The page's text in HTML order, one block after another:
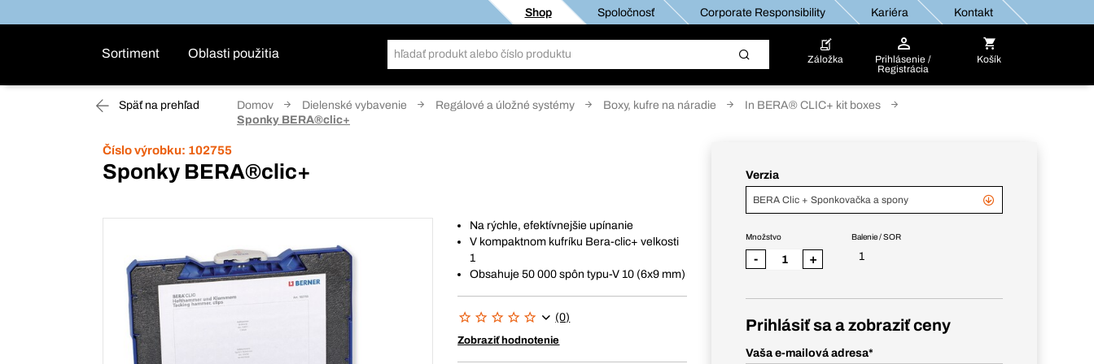
Shop Spoločnosť Corporate Responsibility Kariéra Kontakt
Sortiment Oblasti použitia Záložka
Prihlásenie /
Registrácia
Košík
Späť na prehľad Domov Dielenské vybavenie Regálové a úložné systémy Boxy, kufre na náradie
In BERA® CLIC+ kit boxes
Sponky BERA®clic+
Číslo výrobku: 102755
Sponky BERA®clic+
Na rýchle, efektívnejšie upínanie
V kompaktnom kufríku Bera-clic+ velkosti
1
Obsahuje 50 000 spôn typu-V 10 (6x9 mm)
(0)
Zobraziť hodnotenie
Verzia
BERA Clic + Sponkovačka a spony
Balenie / SOR
1
Množstvo
- +
Prihlásiť sa a zobraziť ceny
Vaša e-mailová adresa*